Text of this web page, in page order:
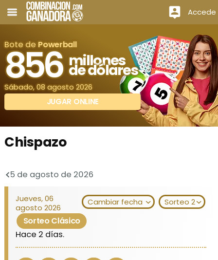
Accede
Bote de Powerball
856 millones
de dólares
Sábado, 08 agosto 2026
JUGAR ONLINE
Chispazo
5 de agosto de 2026
Jueves, 06
agosto 2026
Sorteo Clásico
Cambiar fecha Sorteo 2
Hace 2 días.